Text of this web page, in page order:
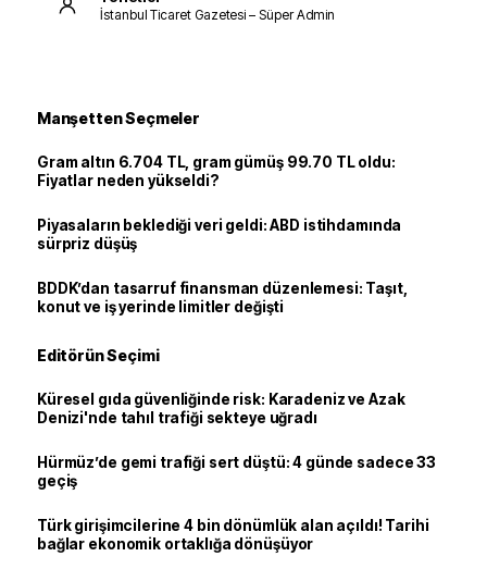
İstanbul Ticaret Gazetesi – Süper Admin
Manşetten Seçmeler
Gram altın 6.704 TL, gram gümüş 99.70 TL oldu:
Fiyatlar neden yükseldi?
Piyasaların beklediği veri geldi: ABD istihdamında
sürpriz düşüş
BDDK’dan tasarruf finansman düzenlemesi: Taşıt,
konut ve iş yerinde limitler değişti
Editörün Seçimi
Küresel gıda güvenliğinde risk: Karadeniz ve Azak
Denizi'nde tahıl trafiği sekteye uğradı
Hürmüz’de gemi trafiği sert düştü: 4 günde sadece 33
geçiş
Türk girişimcilerine 4 bin dönümlük alan açıldı! Tarihi
bağlar ekonomik ortaklığa dönüşüyor